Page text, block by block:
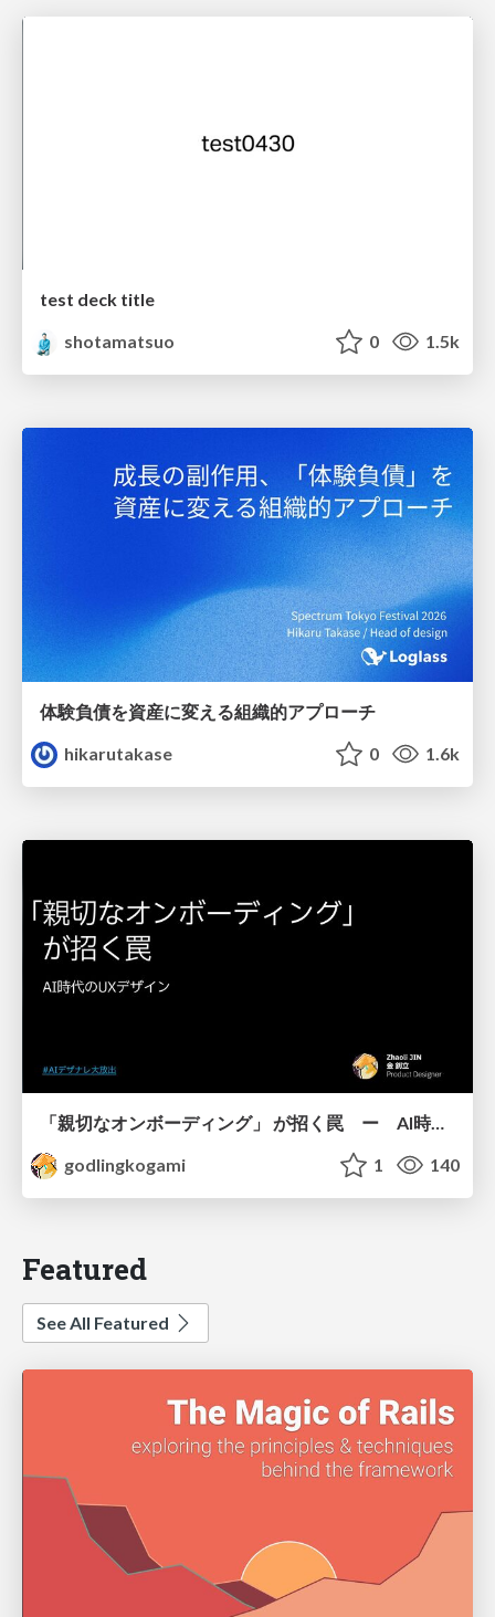
test deck title
shotamatsuo
0 1.5k
体験負債を資産に変える組織的アプローチ
hikarutakase
0 1.6k
「親切なオンボーディング」 が招く罠 ー AI時代のUXデザイン
godlingkogami
1 140
Featured
See All Featured